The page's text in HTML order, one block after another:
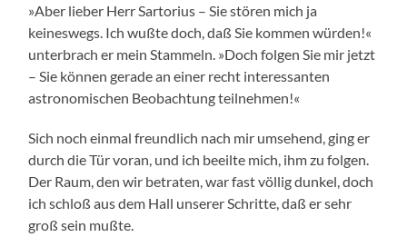
»Aber lieber Herr Sartorius – Sie stören mich ja
keineswegs. Ich wußte doch, daß Sie kommen würden!«
unterbrach er mein Stammeln. »Doch folgen Sie mir jetzt
– Sie können gerade an einer recht interessanten
astronomischen Beobachtung teilnehmen!«
Sich noch einmal freundlich nach mir umsehend, ging er
durch die Tür voran, und ich beeilte mich, ihm zu folgen.
Der Raum, den wir betraten, war fast völlig dunkel, doch
ich schloß aus dem Hall unserer Schritte, daß er sehr
groß sein mußte.